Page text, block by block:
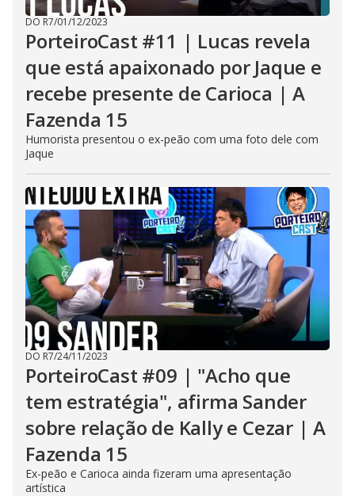
DO R7/01/12/2023
PorteiroCast #11 | Lucas revela
que está apaixonado por Jaque e
recebe presente de Carioca | A
Fazenda 15
Humorista presentou o ex-peão com uma foto dele com
Jaque
DO R7/24/11/2023
PorteiroCast #09 | "Acho que
tem estratégia", afirma Sander
sobre relação de Kally e Cezar | A
Fazenda 15
Ex-peão e Carioca ainda fizeram uma apresentação
artística